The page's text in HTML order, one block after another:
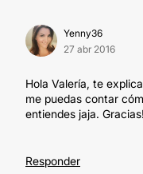
Yenny36
27 abr 2016
Hola Valería, te
me puedas contar
entiendes jaja. Gracias!
Responder